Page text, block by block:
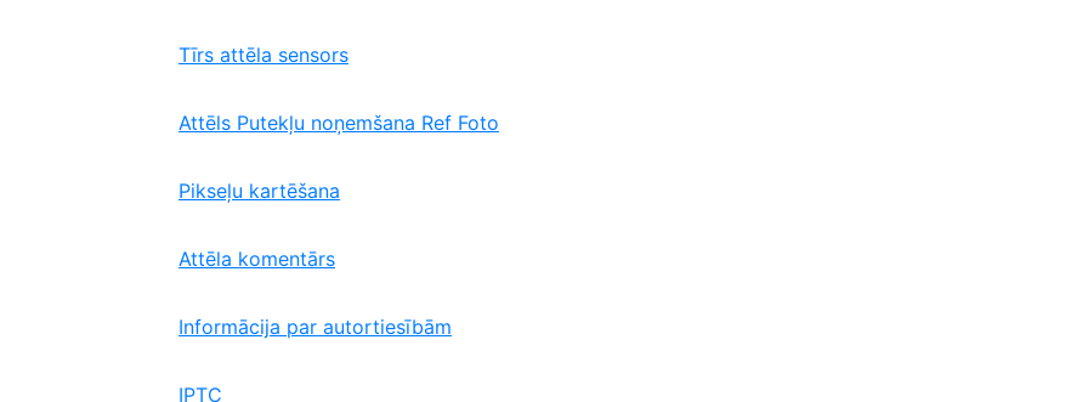
Tīrs attēla sensors
Attēls Putekļu noņemšana Ref Foto
Pikseļu kartēšana
Attēla komentārs
Informācija par autortiesībām
IPTC